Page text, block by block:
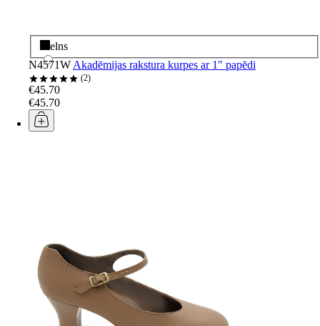
Melns
N4571W Akadēmijas rakstura kurpes ar 1" papēdi
2
€45.70
€45.70